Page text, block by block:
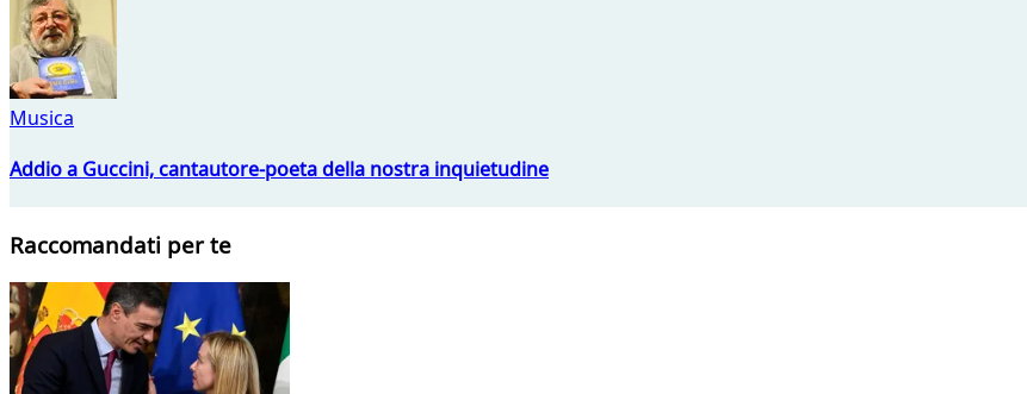
Musica
Addio a Guccini, cantautore-poeta della nostra inquietudine
Raccomandati per te